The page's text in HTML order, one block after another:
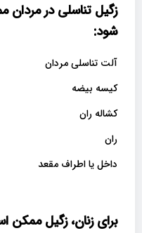
زگیل تناسلی در
شود:
آلت تناسلی مردان
کیسه بیضه
کشاله ران
ران
داخل یا اطراف مقعد
برای زنان، زگیل ممکن